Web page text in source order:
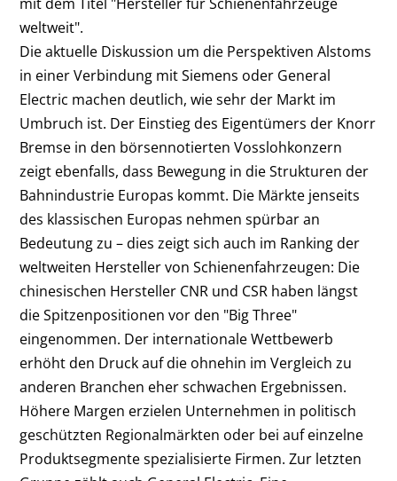
weltweit".
Die aktuelle Diskussion um die Perspektiven Alstoms
in einer Verbindung mit Siemens oder General
Electric machen deutlich, wie sehr der Markt im
Umbruch ist. Der Einstieg des Eigentümers der Knorr
Bremse in den börsennotierten Vosslohkonzern
zeigt ebenfalls, dass Bewegung in die Strukturen der
Bahnindustrie Europas kommt. Die Märkte jenseits
des klassischen Europas nehmen spürbar an
Bedeutung zu – dies zeigt sich auch im Ranking der
weltweiten Hersteller von Schienenfahrzeugen: Die
chinesischen Hersteller CNR und CSR haben längst
die Spitzenpositionen vor den "Big Three"
eingenommen. Der internationale Wettbewerb
erhöht den Druck auf die ohnehin im Vergleich zu
anderen Branchen eher schwachen Ergebnissen.
Höhere Margen erzielen Unternehmen in politisch
geschützten Regionalmärkten oder bei auf einzelne
Produktsegmente spezialisierte Firmen. Zur letzten